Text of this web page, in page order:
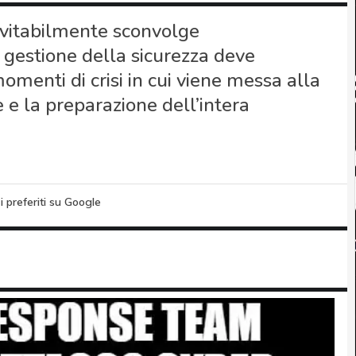
sconvolge
della sicurezza deve
di crisi in cui viene messa alla
la preparazione dell’intera
preferiti su Google